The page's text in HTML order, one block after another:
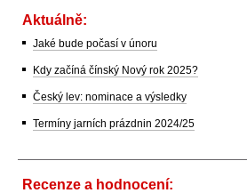
Aktuálně:
Jaké bude počasí v únoru
Kdy začíná čínský Nový rok 2025?
Český lev: nominace a výsledky
Termíny jarních prázdnin 2024/25
Recenze a hodnocení: